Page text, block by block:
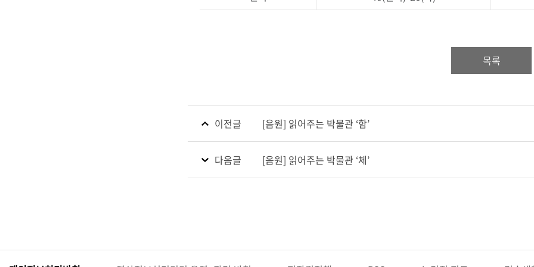
목록
이전글 [음원] 읽어주는 박물관 ‘함’
다음글 [음원] 읽어주는 박물관 ‘체’